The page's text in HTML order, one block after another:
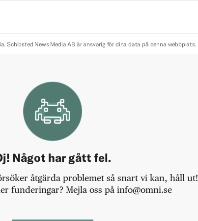
Schibsted News Media AB är ansvarig för dina data på denna webbplats.
Något har gått fel.
åtgärda problemet så snart vi kan, håll ut!
funderingar? Mejla oss på info@omni.se